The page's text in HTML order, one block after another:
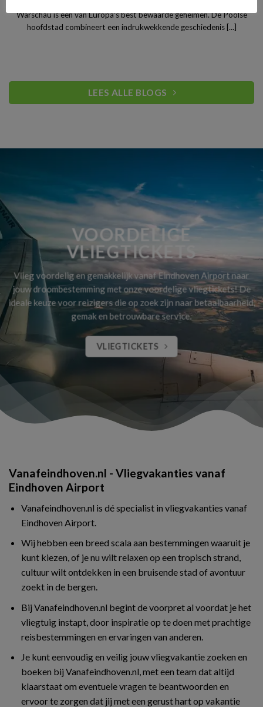
Warschau is een van Europa’s best bewaarde geheimen. De Poolse
hoofdstad combineert een indrukwekkende geschiedenis [...]
LEES ALLE BLOGS
VOORDELIGE
VLIEGTICKETS
Vlieg voordelig en gemakkelijk vanaf Eindhoven Airport naar
jouw droombestemming met onze voordelige vliegtickets! De
ideale keuze voor reizigers die op zoek zijn naar betaalbaarheid,
gemak en betrouwbare service.
VLIEGTICKETS
Vanafeindhoven.nl - Vliegvakanties vanaf
Eindhoven Airport
Vanafeindhoven.nl is dé specialist in vliegvakanties vanaf
Eindhoven Airport.
Wij hebben een breed scala aan bestemmingen waaruit je
kunt kiezen, of je nu wilt relaxen op een tropisch strand,
cultuur wilt ontdekken in een bruisende stad of avontuur
zoekt in de bergen.
Bij Vanafeindhoven.nl begint de voorpret al voordat je het
vliegtuig instapt, door inspiratie op te doen met prachtige
reisbestemmingen en ervaringen van anderen.
Je kunt eenvoudig en veilig jouw vliegvakantie zoeken en
boeken bij Vanafeindhoven.nl, met een team dat altijd
klaarstaat om eventuele vragen te beantwoorden en
ervoor te zorgen dat jij met een gerust hart op vakantie